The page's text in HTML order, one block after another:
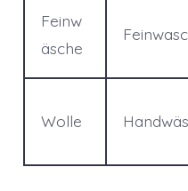
Feinw
äsche
Wolle